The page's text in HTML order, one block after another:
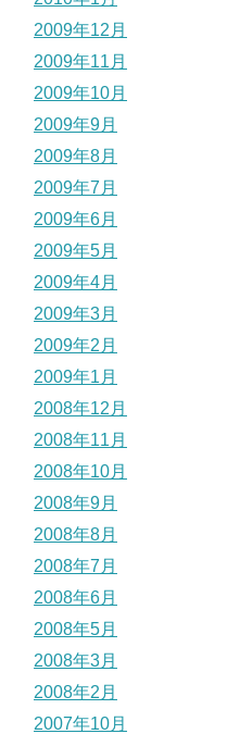
2009年12月
2009年11月
2009年10月
2009年9月
2009年8月
2009年7月
2009年6月
2009年5月
2009年4月
2009年3月
2009年2月
2009年1月
2008年12月
2008年11月
2008年10月
2008年9月
2008年8月
2008年7月
2008年6月
2008年5月
2008年3月
2008年2月
2007年10月